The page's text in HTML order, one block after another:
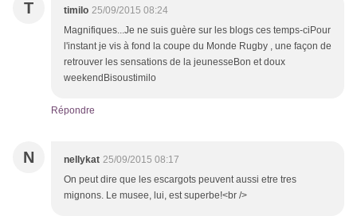
T timilo 25/09/2015 08:24
Magnifiques...Je ne suis guère sur les blogs ces temps-ciPour
l'instant je vis à fond la coupe du Monde Rugby , une façon de
retrouver les sensations de la jeunesseBon et doux
weekendBisoustimilo
Répondre
N nellykat 25/09/2015 08:17
On peut dire que les escargots peuvent aussi etre tres
mignons. Le musee, lui, est superbe!<br />